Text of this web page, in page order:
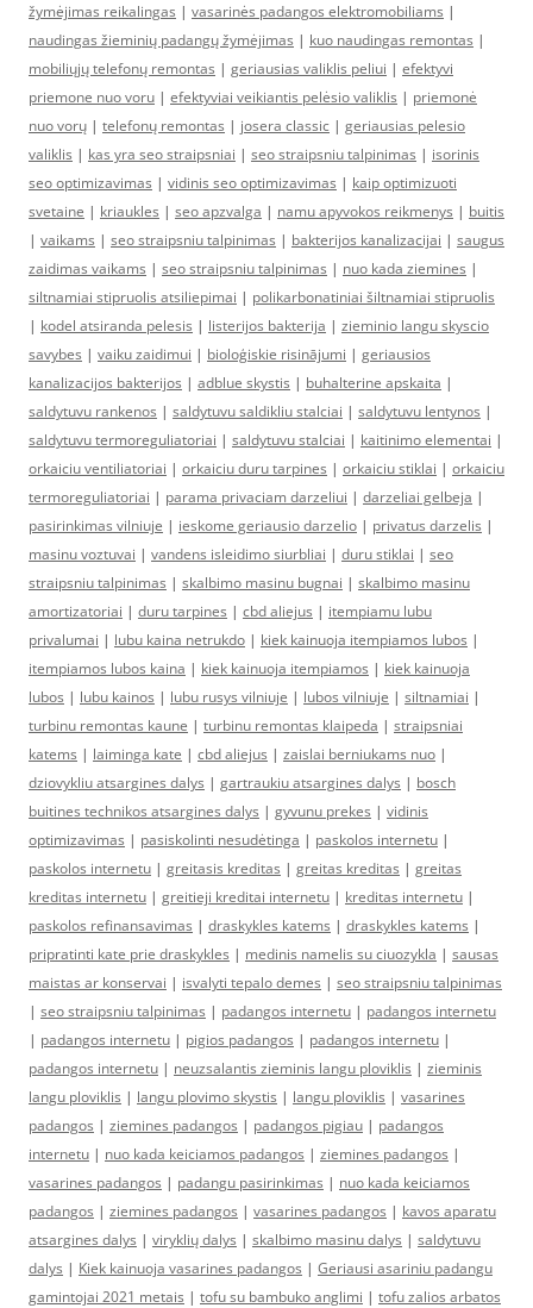
žymėjimas reikalingas | vasarinės padangos elektromobiliams |
naudingas žieminių padangų žymėjimas | kuo naudingas remontas |
mobiliųjų telefonų remontas | geriausias valiklis peliui | efektyvi
priemone nuo voru | efektyviai veikiantis pelėsio valiklis | priemonė
nuo vorų | telefonų remontas | josera classic | geriausias pelesio
valiklis | kas yra seo straipsniai | seo straipsniu talpinimas | isorinis
seo optimizavimas | vidinis seo optimizavimas | kaip optimizuoti
svetaine | kriaukles | seo apzvalga | namu apyvokos reikmenys | buitis
| vaikams | seo straipsniu talpinimas | bakterijos kanalizacijai | saugus
zaidimas vaikams | seo straipsniu talpinimas | nuo kada ziemines |
siltnamiai stipruolis atsiliepimai | polikarbonatiniai šiltnamiai stipruolis
| kodel atsiranda pelesis | listerijos bakterija | zieminio langu skyscio
savybes | vaiku zaidimui | bioloģiskie risinājumi | geriausios
kanalizacijos bakterijos | adblue skystis | buhalterine apskaita |
saldytuvu rankenos | saldytuvu saldikliu stalciai | saldytuvu lentynos |
saldytuvu termoreguliatoriai | saldytuvu stalciai | kaitinimo elementai |
orkaiciu ventiliatoriai | orkaiciu duru tarpines | orkaiciu stiklai | orkaiciu
termoreguliatoriai | parama privaciam darzeliui | darzeliai gelbeja |
pasirinkimas vilniuje | ieskome geriausio darzelio | privatus darzelis |
masinu voztuvai | vandens isleidimo siurbliai | duru stiklai | seo
straipsniu talpinimas | skalbimo masinu bugnai | skalbimo masinu
amortizatoriai | duru tarpines | cbd aliejus | itempiamu lubu
privalumai | lubu kaina netrukdo | kiek kainuoja itempiamos lubos |
itempiamos lubos kaina | kiek kainuoja itempiamos | kiek kainuoja
lubos | lubu kainos | lubu rusys vilniuje | lubos vilniuje | siltnamiai |
turbinu remontas kaune | turbinu remontas klaipeda | straipsniai
katems | laiminga kate | cbd aliejus | zaislai berniukams nuo |
dziovykliu atsargines dalys | gartraukiu atsargines dalys | bosch
buitines technikos atsargines dalys | gyvunu prekes | vidinis
optimizavimas | pasiskolinti nesudėtinga | paskolos internetu |
paskolos internetu | greitasis kreditas | greitas kreditas | greitas
kreditas internetu | greitieji kreditai internetu | kreditas internetu |
paskolos refinansavimas | draskykles katems | draskykles katems |
pripratinti kate prie draskykles | medinis namelis su ciuozykla | sausas
maistas ar konservai | isvalyti tepalo demes | seo straipsniu talpinimas
| seo straipsniu talpinimas | padangos internetu | padangos internetu
| padangos internetu | pigios padangos | padangos internetu |
padangos internetu | neuzsalantis zieminis langu ploviklis | zieminis
langu ploviklis | langu plovimo skystis | langu ploviklis | vasarines
padangos | ziemines padangos | padangos pigiau | padangos
internetu | nuo kada keiciamos padangos | ziemines padangos |
vasarines padangos | padangu pasirinkimas | nuo kada keiciamos
padangos | ziemines padangos | vasarines padangos | kavos aparatu
atsargines dalys | viryklių dalys | skalbimo masinu dalys | saldytuvu
dalys | Kiek kainuoja vasarines padangos | Geriausi asariniu padangu
gamintojai 2021 metais | tofu su bambuko anglimi | tofu zalios arbatos